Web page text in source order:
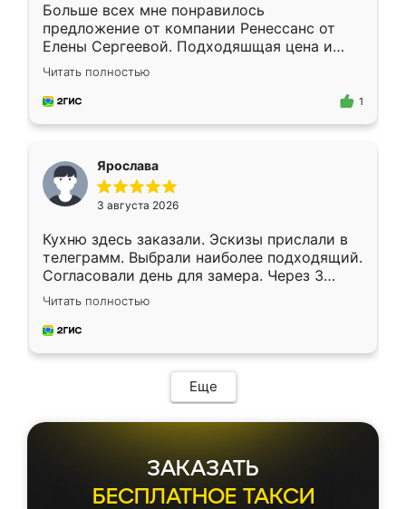
Больше всех мне понравилось
предложение от компании Ренессанс от
Елены Сергеевой. Подходяшщая цена и
короткие сроки изготовления. Приехавший
для замера сотрудник Владислав
предложил по моему эскизу самый
Читать полностью
1
Ярослава
3 августа 2026
Кухню здесь заказали. Эскизы прислали в
телеграмм. Выбрали наиболее подходящий.
Согласовали день для замера. Через 3
недели кухня была уже готова. Остались
довольны работой. Спасибо Ренессанс
мебель за качественную работу!
Читать полностью
Еще
ЗАКАЗАТЬ
БЕСПЛАТНОЕ ТАКСИ